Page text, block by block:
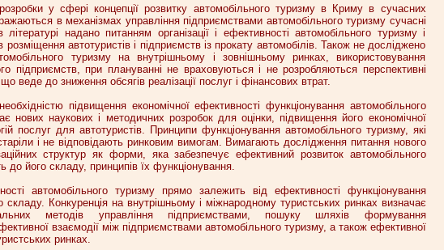
у сфері концепції розвитку автомобільного туризму в Криму в сучасних
в механізмах управління підприємствами автомобільного туризму сучасні
надано питанням організації і ефективності автомобільного туризму і
автотуристів і підприємств із прокату автомобілів. Також не досліджено
туризму на внутрішньому і зовнішньому ринках, використовування
підприємств, при плануванні не враховуються і не розробляються перспективні
веде до зниження обсягів реалізації послуг і фінансових втрат.
підвищення економічної ефективності функціонування автомобільного
нових наукових і методичних розробок для оцінки, підвищення його економічної
послуг для автотуристів. Принципи функціонування автомобільного туризму, які
і не відповідають ринковим вимогам. Вимагають дослідження питання нового
структур як форми, яка забезпечує ефективний розвиток автомобільного
його складу, принципів їх функціонування.
автомобільного туризму прямо залежить від ефективності функціонування
Конкуренція на внутрішньому і міжнародному туристських ринках визначає
методів управління підприємствами, пошуку шляхів формування
взаємодії між підприємствами автомобільного туризму, а також ефективної
ринках.